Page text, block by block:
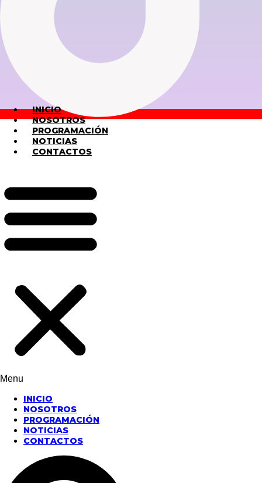
INICIO
NOSOTROS
PROGRAMACIÓN
NOTICIAS
CONTACTOS
Menu
INICIO
NOSOTROS
PROGRAMACIÓN
NOTICIAS
CONTACTOS